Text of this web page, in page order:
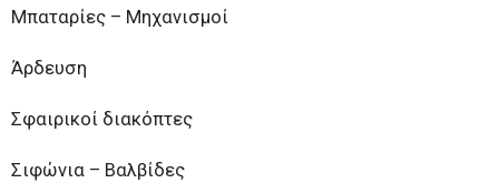
Μπαταρίες – Μηχανισμοί
Άρδευση
Σφαιρικοί διακόπτες
Σιφώνια – Βαλβίδες